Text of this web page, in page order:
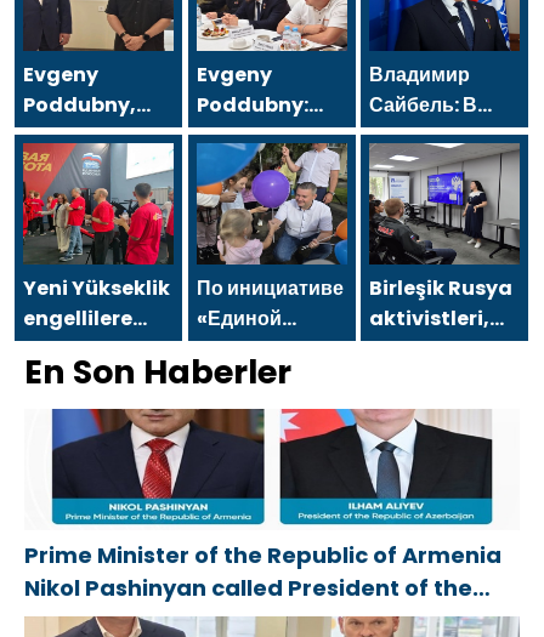
Evgeny
Poddubny,
bombardımanda
yaralananları
kurtarmadaki
cesaretlerinden
dolayı
Belgorod
bölgesindeki
gönüllülere
teşekkür etti
Evgeny
Poddubny:
Hava
Savunma
Kuvvetleri
gazileri, ülkeyi
değiştirecek
güçtür
Владимир
Сайбель: В
«Единой
России»
поддерживают
решение
Минтруда
упростить для
бывших
участников
получение
соцконтракта
Yeni Yükseklik
engellilere
yönelik spor
salonu, 2021
Birleşik Rusya
Halk Programı
kapsamında
Saratov’da
açıldı
По инициативе
«Единой
России» в
Йошкар-Оле
состоялся
семейный
Birleşik Rusya
aktivistleri,
Naberezhnye
genç KAMAZ
uzmanları için
eğitim
etkinlikleri
düzenledi
En Son Haberler
Prime Minister of the Republic of Armenia
Nikol Pashinyan called President of the
Republic of Azerbaijan Ilham Aliyev